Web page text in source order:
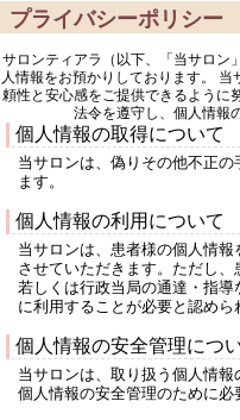
プライバシーポリシー
サロンティアラ（以下、「当サロン
人情報をお預かりしております。
頼性と安心感をご提供できるように
法令を遵守し、個人情報
個人情報の取得について
当サロンは、偽りその他不正
ます。
個人情報の利用について
当サロンは、患者様の個人情
させていただきます。ただし
若しくは行政当局の通達・指
に利用することが必要と認めら
個人情報の安全管理につ
当サロンは、取り扱う個人情
個人情報の安全管理のために必